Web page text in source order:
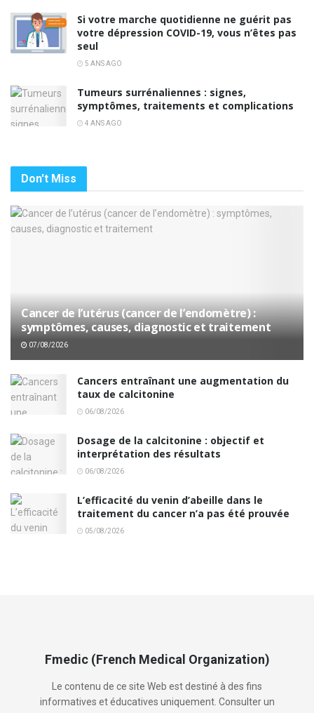
Si votre marche quotidienne ne guérit pas
votre dépression COVID-19, vous n’êtes pas
seul
5 ANS AGO
Tumeurs surrénaliennes : signes,
symptômes, traitements et complications
4 ANS AGO
Don't Miss
Cancer de l’utérus (cancer de l’endomètre) :
symptômes, causes, diagnostic et traitement
07/08/2026
Cancers entraînant une augmentation du
taux de calcitonine
06/08/2026
Dosage de la calcitonine : objectif et
interprétation des résultats
06/08/2026
L’efficacité du venin d’abeille dans le
traitement du cancer n’a pas été prouvée
05/08/2026
Fmedic (French Medical Organization)
Le contenu de ce site Web est destiné à des fins
informatives et éducatives uniquement. Consulter un